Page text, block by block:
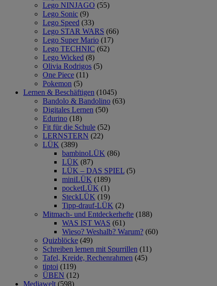
Lego NINJAGO (55)
Lego Sonic (9)
Lego Speed (33)
Lego STAR WARS (66)
Lego Super Mario (17)
Lego TECHNIC (62)
Lego Wicked (8)
Olivia Rodrigos (5)
One Piece (11)
Pokemon (5)
Lernen & Beschäftigen (1045)
Bandolo & Bandolino (63)
Digitales Lernen (50)
Edurino (18)
Fit für die Schule (52)
LERNSTERN (22)
LÜK (389)
bambinoLÜK (86)
LÜK (87)
LÜK – DAS SPIEL (5)
miniLÜK (189)
pocketLÜK (1)
SteckLÜK (19)
Tipp-drauf-LÜK (2)
Mitmach- und Entdeckerhefte (188)
WAS IST WAS (61)
Wieso? Weshalb? Warum? (60)
Quizblöcke (49)
Schreiben lernen mit Spurrillen (11)
Tafel, Kreide, Rechenrahmen (45)
tiptoi (119)
ÜBEN (12)
Mediawelt (598)